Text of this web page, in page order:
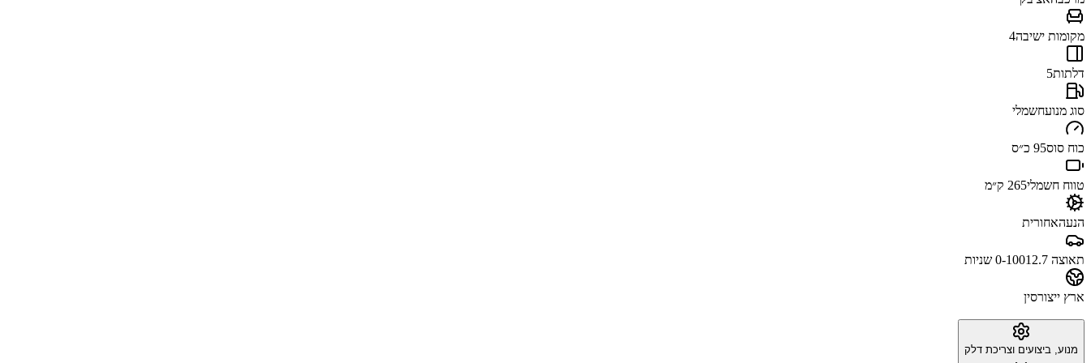
מקומות ישיבה4
דלתות5
סוג מנועחשמלי
כוח סוס95 כ״ס
טווח חשמלי265 ק״מ
הנעהאחורית
תאוצה 0-100 12.7 שניות
ארץ ייצורסין
מנוע, ביצועים וצריכת דלק